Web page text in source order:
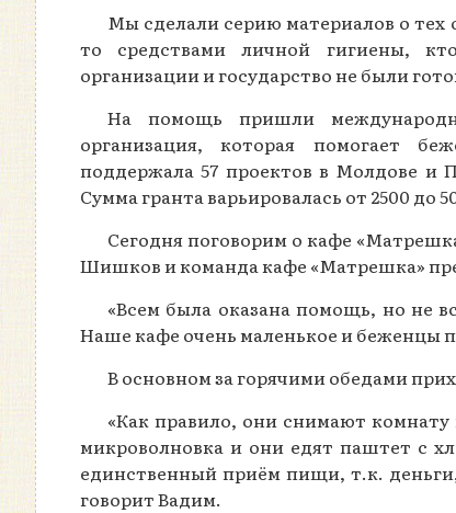
Мы сделали серию материалов о тех
то средствами личной гигиены,
организации и государство не были
На помощь пришли
организация, которая помогает
поддержала 57 проектов в Молдове и
Сумма гранта варьировалась от 2500 до
Сегодня поговорим о кафе
Шишков и команда кафе «Матрешка»
«Всем была оказана помощь, но не
Наше кафе очень маленькое и беженцы
В основном за горячими обедами
«Как правило, они снимают
микроволновка и они едят паштет с
единственный приём пищи, т.к.
говорит Вадим.